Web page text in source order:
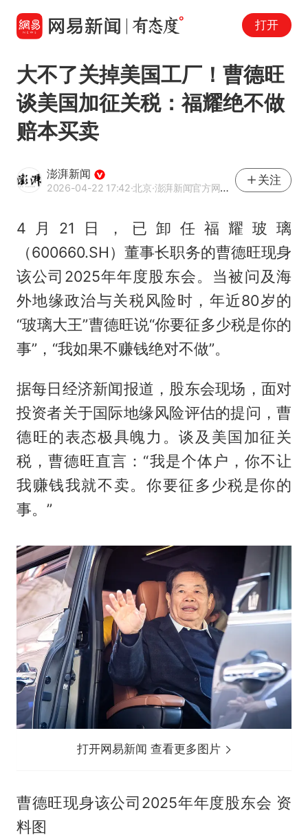
打开
大不了关掉美国工厂！曹德旺
谈美国加征关税：福耀绝不做
赔本买卖
澎湃新闻
2026-04-22 17:42·北京·澎湃新闻官方网易号
关注
4月21日，已卸任福耀玻璃
（600660.SH）董事长职务的曹德旺现身
该公司2025年年度股东会。当被问及海
外地缘政治与关税风险时，年近80岁的
“玻璃大王”曹德旺说“你要征多少税是你的
事”，“我如果不赚钱绝对不做”。
据每日经济新闻报道，股东会现场，面对
投资者关于国际地缘风险评估的提问，曹
德旺的表态极具魄力。谈及美国加征关
税，曹德旺直言：“我是个体户，你不让
我赚钱我就不卖。你要征多少税是你的
事。”
打开网易新闻 查看更多图片
曹德旺现身该公司2025年年度股东会 资
料图